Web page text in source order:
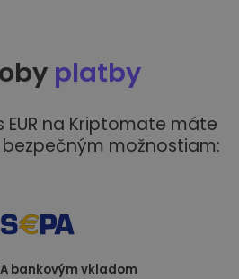
platby
EUR na Kriptomate máte
možnostiam:
bankovým vkladom